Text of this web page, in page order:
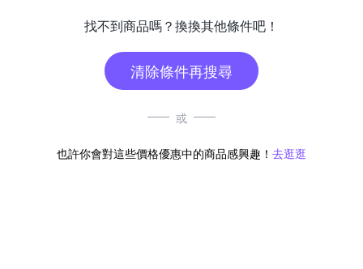
找不到商品嗎？換換其他條件吧！
清除條件再搜尋
或
也許你會對這些價格優惠中的商品感興趣！ 去逛逛